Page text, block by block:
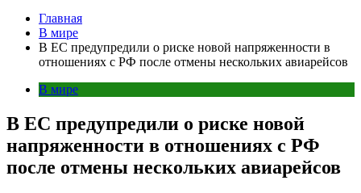
Главная
В мире
В ЕС предупредили о риске новой напряженности в
отношениях с РФ после отмены нескольких авиарейсов
В мире
В ЕС предупредили о риске новой
напряженности в отношениях с РФ
после отмены нескольких авиарейсов